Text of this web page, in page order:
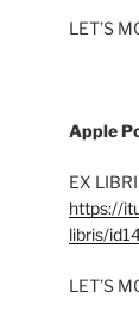
LET’S
Apple
EX
https://
libris/
LET’S